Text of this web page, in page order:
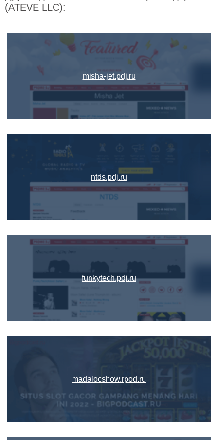
(ATEVE LLC):
misha-jet.pdj.ru
ntds.pdj.ru
funkytech.pdj.ru
madalocshow.rpod.ru